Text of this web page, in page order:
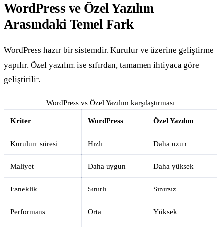
WordPress ve Özel Yazılım
Arasındaki Temel Fark
WordPress hazır bir sistemdir. Kurulur ve üzerine geliştirme
yapılır. Özel yazılım ise sıfırdan, tamamen ihtiyaca göre
geliştirilir.
WordPress vs Özel Yazılım karşılaştırması
Kriter WordPress Özel Yazılım
Kurulum süresi Hızlı Daha uzun
Maliyet Daha uygun Daha yüksek
Esneklik Sınırlı Sınırsız
Performans Orta Yüksek